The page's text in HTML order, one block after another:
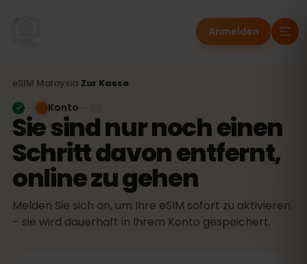
Anmelden
eSIM Malaysia Zur Kasse
Sie sind nur noch einen
Schritt davon entfernt,
online zu gehen
Melden Sie sich an, um Ihre eSIM sofort zu aktivieren
– sie wird dauerhaft in Ihrem Konto gespeichert.
Konto